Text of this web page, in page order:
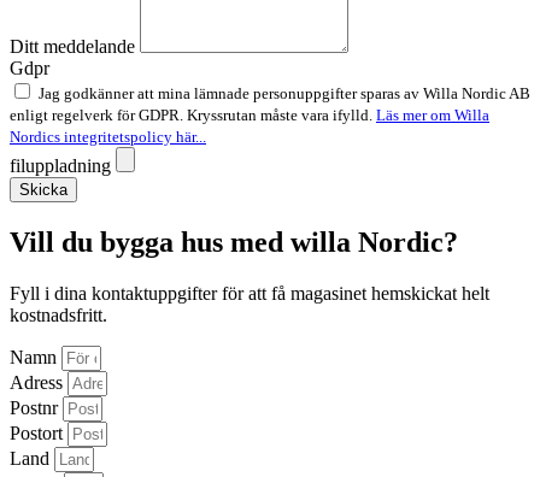
Ditt meddelande
Gdpr
Jag godkänner att mina lämnade personuppgifter sparas av Willa Nordic AB
enligt regelverk för GDPR. Kryssrutan måste vara ifylld. Läs mer om Willa
Nordics integritetspolicy här...
filuppladning
Skicka
Vill du bygga hus med willa Nordic?
Fyll i dina kontaktuppgifter för att få magasinet hemskickat helt
kostnadsfritt.
Namn
Adress
Postnr
Postort
Land